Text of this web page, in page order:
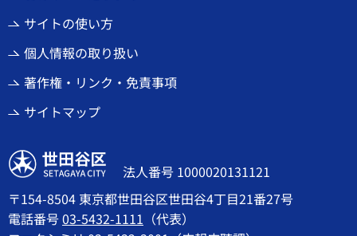
サイトの使い方
個人情報の取り扱い
著作権・リンク・免責事項
サイトマップ
世田谷区
法人番号 1000020131121
〒154-8504 東京都世田谷区世田谷4丁目21番27号
電話番号03-5432-1111 （代表）